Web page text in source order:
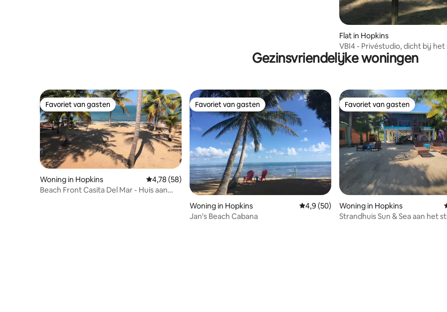
Flat in Hopkins
VBI4 - Privéstudio, dicht bij het
eetgelegenheden
Gezinsvriendelijke woningen
Favoriet van gasten
Favoriet van gasten
Woning in Hopkins Gemiddelde beoordeling van 4,78 op 5, 58 recensies
4,78 (58)
Beach Front Casita Del Mar - Huis aan
Favoriet van gasten
Favoriet van gasten
Woning in Hopkins Gemiddelde beoordeling van 4,9 op 5, 50
4,9 (50)
Jan's Beach Cabana
Favoriet van gasten
Favoriet van gasten
Woning in Hopkins
Strandhuis Sun & Sea aan het